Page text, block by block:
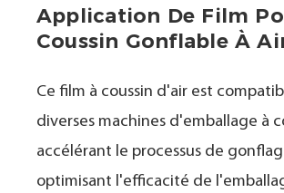
Application De Film
Coussin Gonflable À
Ce film à coussin d'air est
diverses machines d'emballage à
accélérant le processus de
optimisant l'efficacité de